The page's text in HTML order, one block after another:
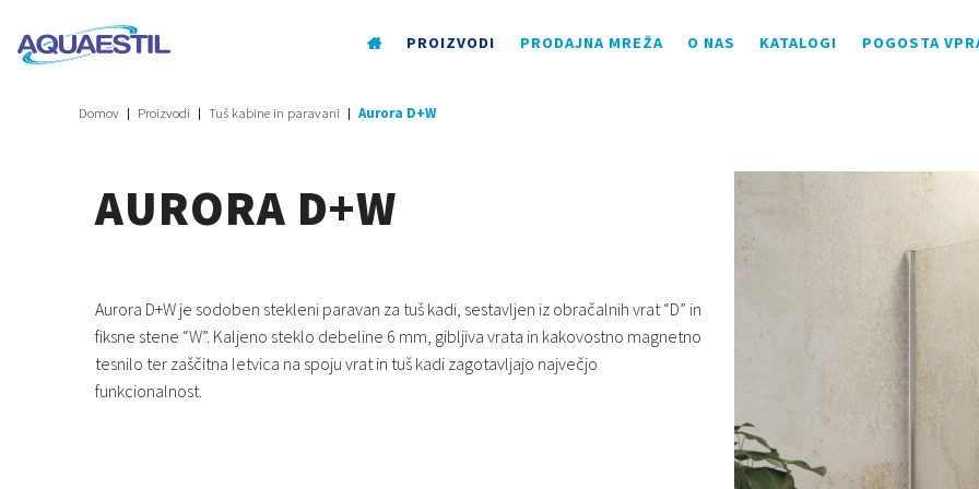
PROIZVODI PRODAJNA MREŽA O NAS KATALOGI POGOSTA
Domov Proizvodi Tuš kabine in paravani Aurora D+W
AURORA D+W
Aurora D+W je sodoben stekleni paravan za tuš kadi, sestavljen iz obračalnih vrat “D” in
fiksne stene “W”. Kaljeno steklo debeline 6 mm, gibljiva vrata in kakovostno magnetno
tesnilo ter zaščitna letvica na spoju vrat in tuš kadi zagotavljajo največjo
funkcionalnost.